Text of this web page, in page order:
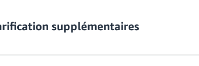
supplémentaires